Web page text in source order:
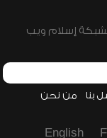
بنا من نحن
English